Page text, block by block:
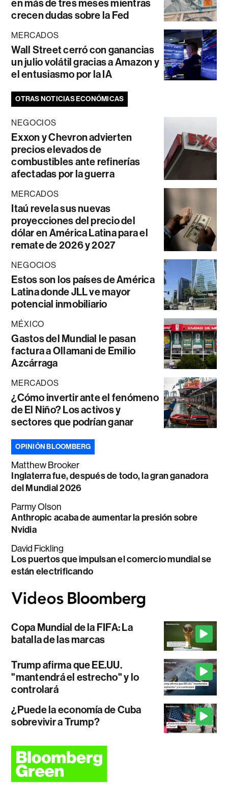
en más de tres meses mientras
crecen dudas sobre la Fed
MERCADOS
Wall Street cerró con ganancias
un julio volátil gracias a Amazon y
el entusiasmo por la IA
OTRAS NOTICIAS ECONÓMICAS
NEGOCIOS
Exxon y Chevron advierten
precios elevados de
combustibles ante refinerías
afectadas por la guerra
MERCADOS
Itaú revela sus nuevas
proyecciones del precio del
dólar en América Latina para el
remate de 2026 y 2027
NEGOCIOS
Estos son los países de América
Latina donde JLL ve mayor
potencial inmobiliario
MÉXICO
Gastos del Mundial le pasan
factura a Ollamani de Emilio
Azcárraga
MERCADOS
¿Cómo invertir ante el fenómeno
de El Niño? Los activos y
sectores que podrían ganar
OPINIÓN BLOOMBERG
Matthew Brooker
Inglaterra fue, después de todo, la gran ganadora
del Mundial 2026
Parmy Olson
Anthropic acaba de aumentar la presión sobre
Nvidia
David Fickling
Los puertos que impulsan el comercio mundial se
están electrificando
Copa Mundial de la FIFA: La
batalla de las marcas
Trump afirma que EE.UU.
"mantendrá el estrecho" y lo
controlará
¿Puede la economía de Cuba
sobrevivir a Trump?